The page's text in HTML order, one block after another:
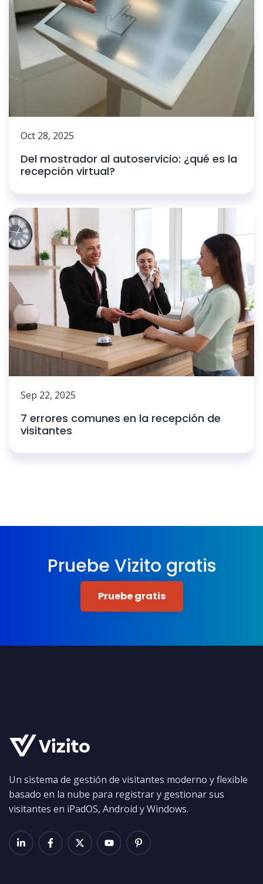
Oct 28, 2025
Del mostrador al autoservicio: ¿qué es la
recepción virtual?
Sep 22, 2025
7 errores comunes en la recepción de
visitantes
Pruebe Vizito gratis
Pruebe gratis
Un sistema de gestión de visitantes moderno y flexible
basado en la nube para registrar y gestionar sus
visitantes en iPadOS, Android y Windows.